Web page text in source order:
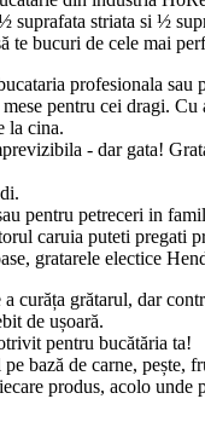
suprafata striata si ½
te bucuri de cele mai
profesionala sau
pentru cei dragi.
la cina.
- dar gata!
pentru petreceri in
caruia puteti pregati
gratarele electice
curăța grătarul, dar
de ușoară.
pentru bucătăria ta!
bază de carne, pește,
produs, acolo